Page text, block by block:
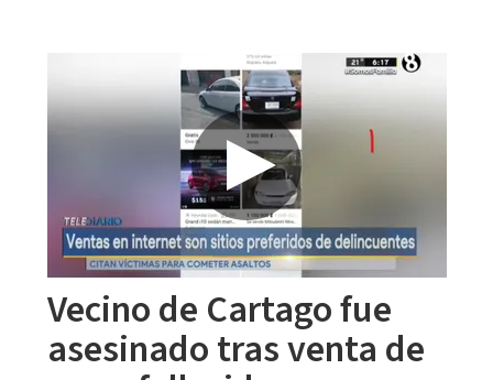
Vecino de Cartago fue
asesinado tras venta de